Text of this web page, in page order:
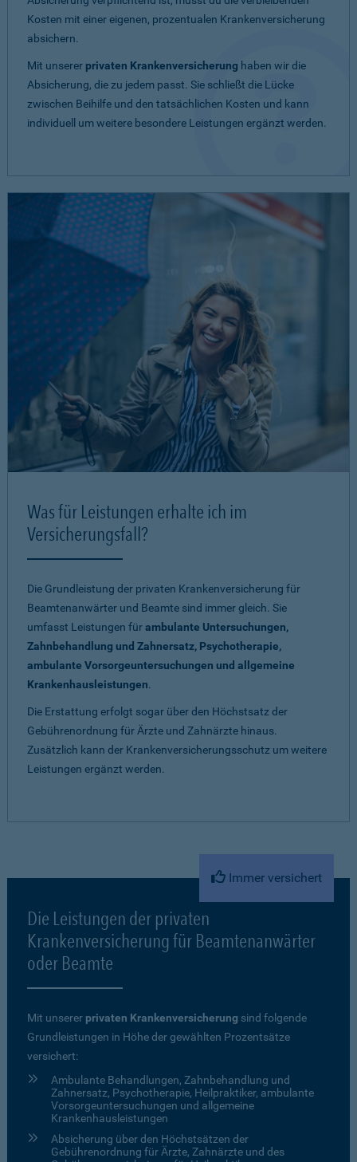
Kosten mit einer eigenen, prozentualen Krankenversicherung
absichern.
Mit unserer privaten Krankenversicherung haben wir die
Absicherung, die zu jedem passt. Sie schließt die Lücke
zwischen Beihilfe und den tatsächlichen Kosten und kann
individuell um weitere besondere Leistungen ergänzt werden.
Was für Leistungen erhalte ich im
Versicherungsfall?
Die Grundleistung der privaten Krankenversicherung für
Beamtenanwärter und Beamte sind immer gleich. Sie
umfasst Leistungen fürambulante Untersuchungen,
Zahnbehandlung und Zahnersatz, Psychotherapie,
ambulante Vorsorgeuntersuchungen und allgemeine
Krankenhausleistungen.
Die Erstattung erfolgt sogar über den Höchstsatz der
Gebührenordnung für Ärzte und Zahnärzte hinaus.
Zusätzlich kann der Krankenversicherungsschutz um weitere
Leistungen ergänzt werden.
Immer versichert
Die Leistungen der privaten
Krankenversicherung für Beamtenanwärter
oder Beamte
Mit unserer privaten Krankenversicherung sind folgende
Grundleistungen in Höhe der gewählten Prozentsätze
versichert:
Ambulante Behandlungen, Zahnbehandlung und
Zahnersatz, Psychotherapie, Heilpraktiker, ambulante
Vorsorgeuntersuchungen und allgemeine
Krankenhausleistungen
Absicherung über den Höchstsätzen der
Gebührenordnung für Ärzte, Zahnärzte und des